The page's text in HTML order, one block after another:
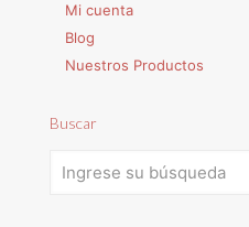
Mi cuenta
Blog
Nuestros Productos
Buscar